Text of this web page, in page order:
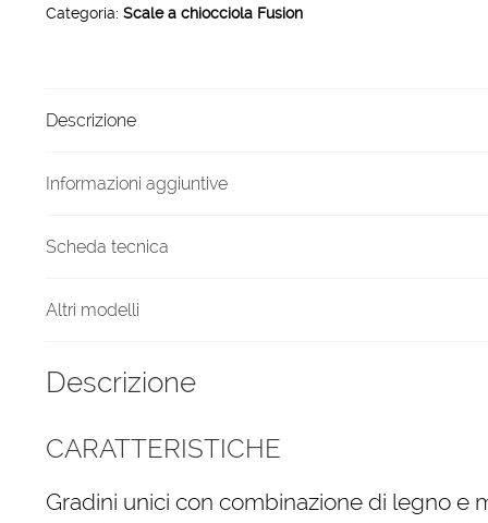
metallo
Fusion
Categoria: Scale a chiocciola Fusion
Descrizione
Informazioni aggiuntive
Scheda tecnica
Altri modelli
Descrizione
CARATTERISTICHE
Gradini unici con combinazione di legno e